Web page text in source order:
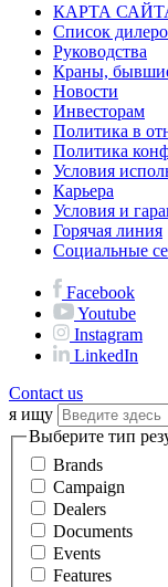
КАРТА
Список
Руководства
Краны,
Новости
Инвесторам
Политика в
Политика
Условия
Карьера
Условия и
Горячая линия
Социальные
Facebook
Youtube
Instagram
LinkedIn
Contact us
я ищу
Выберите тип
Brands
Campaign
Dealers
Documents
Events
Features